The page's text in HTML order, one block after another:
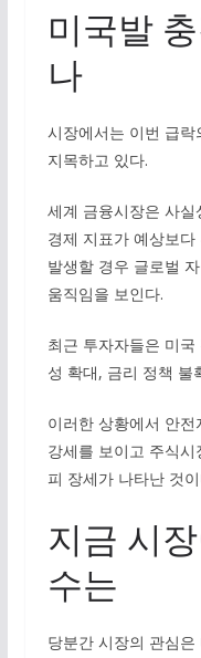
미국발
나
시장에서는 이번 급
지목하고 있다.
세계 금융시장은 사
경제 지표가 예상보
발생할 경우 글로벌
움직임을 보인다.
최근 투자자들은 미
성 확대, 금리 정책 불
이러한 상황에서 안
강세를 보이고 주식
피 장세가 나타난 것
지금 시
수는
당분간 시장의 관심